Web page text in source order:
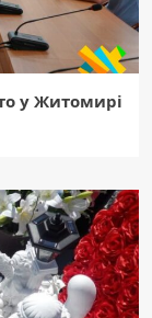
у Житомирі